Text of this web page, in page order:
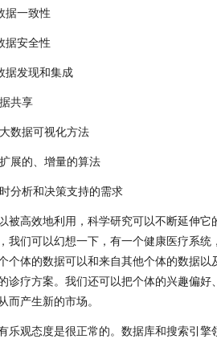
一致性
安全性
发现和集成
共享
数据可视化方法
的、增量的算法
析和决策支持的需求
被高效地利用，科学研究可以不断延伸
我们可以幻想一下，有一个健康医疗系
个体的数据可以和来自其他个体的数据
诊疗方案。我们还可以把个体的兴趣偏
而产生新的市场。
乐观态度是很正常的。数据库和搜索引